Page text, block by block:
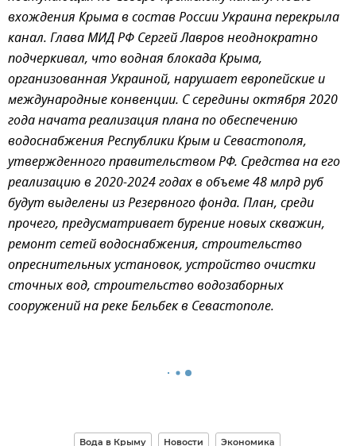
вхождения Крыма в состав России Украина перекрыла
канал. Глава МИД РФ Сергей Лавров неоднократно
подчеркивал, что водная блокада Крыма,
организованная Украиной, нарушает европейские и
международные конвенции. С середины октября 2020
года начата реализация плана по обеспечению
водоснабжения Республики Крым и Севастополя,
утвержденного правительством РФ. Средства на его
реализацию в 2020-2024 годах в объеме 48 млрд руб
будут выделены из Резервного фонда. План, среди
прочего, предусматривает бурение новых скважин,
ремонт сетей водоснабжения, строительство
опреснительных установок, устройство очистки
сточных вод, строительство водозаборных
сооружений на реке Бельбек в Севастополе.
Вода в Крыму Новости Экономика